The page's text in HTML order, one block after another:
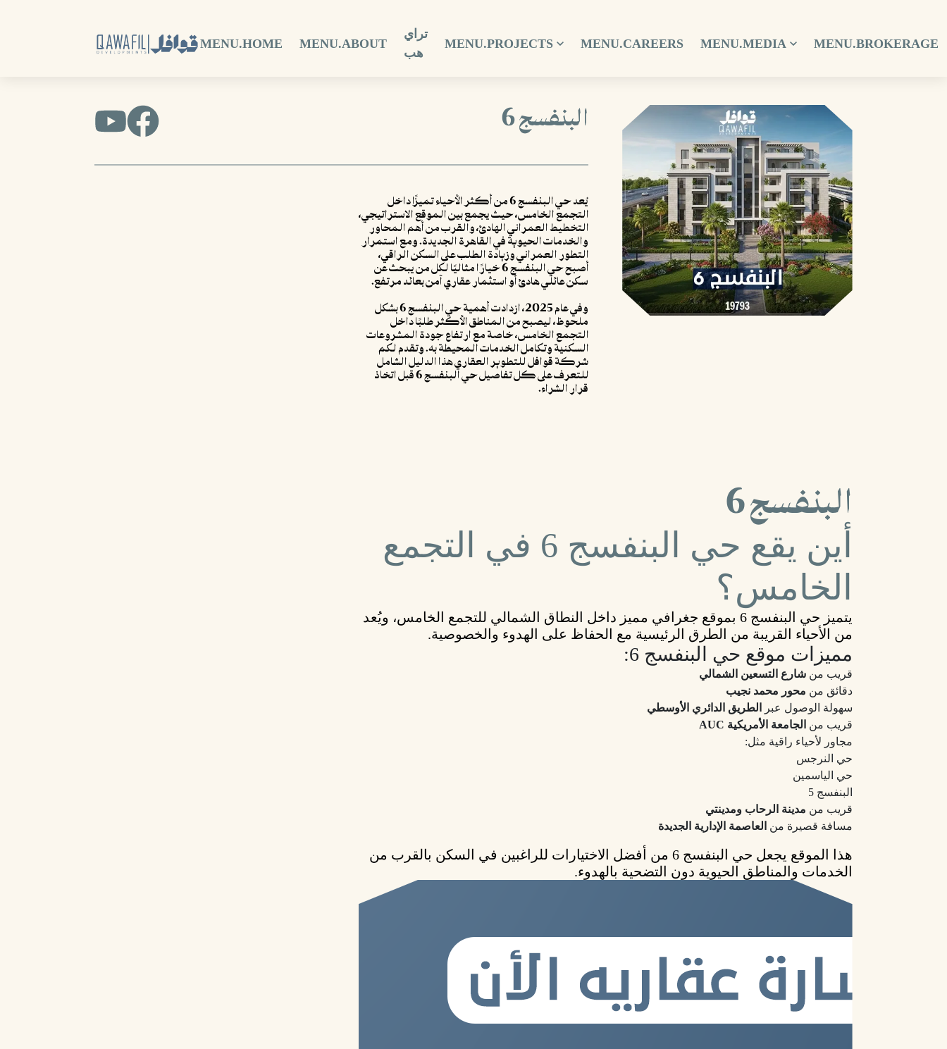
MENU.HOME MENU.ABOUT
تراي
هب
MENU.PROJECTS MENU.CAREERS MENU.MEDIA MENU.BROKERAGE
البنفسج 6
يُعد حي البنفسج 6 من أكثر الأحياء تميزًا داخل
التجمع الخامس، حيث يجمع بين الموقع الاستراتيجي،
التخطيط العمراني الهادئ، والقرب من أهم المحاور
والخدمات الحيوية في القاهرة الجديدة. ومع استمرار
التطور العمراني وزيادة الطلب على السكن الراقي،
أصبح حي البنفسج 6 خيارًا مثاليًا لكل من يبحث عن
سكن عائلي هادئ أو استثمار عقاري آمن بعائد مرتفع.
وفي عام 2025، ازدادت أهمية حي البنفسج 6 بشكل
ملحوظ، ليصبح من المناطق الأكثر طلبًا داخل
التجمع الخامس، خاصة مع ارتفاع جودة المشروعات
السكنية وتكامل الخدمات المحيطة به. وتقدم لكم
شركة قوافل للتطوير العقاري هذا الدليل الشامل
للتعرف على كل تفاصيل حي البنفسج 6 قبل اتخاذ
قرار الشراء.
البنفسج 6
أين يقع حي البنفسج 6 في التجمع
الخامس؟
يتميز حي البنفسج 6
بموقع جغرافي مميز داخل النطاق الشمالي للتجمع الخامس، ويُعد
من الأحياء القريبة من الطرق الرئيسية مع الحفاظ على الهدوء والخصوصية.
مميزات موقع حي البنفسج 6:
قريب منشارع التسعين الشمالي
دقائق من محور محمد نجيب
سهولة الوصول عبر
الطريق الدائري الأوسطي
قريب من الجامعة الأمريكية AUC
مجاور لأحياء راقية مثل:
حي النرجس
حي الياسمين
البنفسج 5
قريب من مدينة الرحاب ومدينتي
مسافة قصيرة من العاصمة الإدارية الجديدة
هذا الموقع يجعل حي البنفسج 6 من أفضل الاختيارات للراغبين في السكن بالقرب من
الخدمات والمناطق الحيوية دون التضحية بالهدوء.